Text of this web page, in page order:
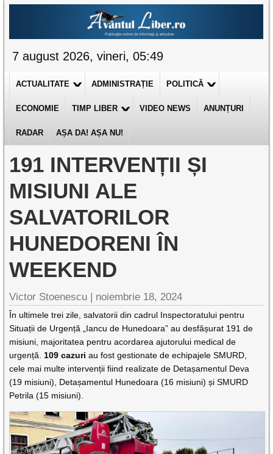
7 august 2026, vineri, 05:49
ACTUALITATE ADMINISTRAȚIE POLITICĂ
ECONOMIE TIMP LIBER VIDEO NEWS ANUNȚURI
RADAR AȘA DA! AȘA NU!
191 INTERVENȚII ȘI
MISIUNI ALE
SALVATORILOR
HUNEDORENI ÎN
WEEKEND
Victor Stoenescu | noiembrie 18, 2024
În ultimele trei zile, salvatorii din cadrul Inspectoratului pentru
Situații de Urgență „Iancu de Hunedoara” au desfășurat 191 de
misiuni, majoritatea pentru acordarea ajutorului medical de
urgență. 109 cazuri au fost gestionate de echipajele SMURD,
cele mai multe intervenții fiind realizate de Detașamentul Deva
(19 misiuni), Detașamentul Hunedoara (16 misiuni) și SMURD
Petrila (15 misiuni).